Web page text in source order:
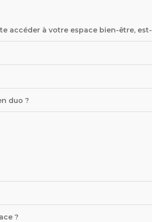
accéder à votre espace bien-être,
duo ?
?